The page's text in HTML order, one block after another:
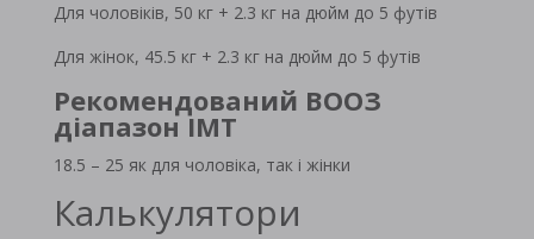
Для чоловіків, 50 кг + 2.3 кг на дюйм до 5 футів
Для жінок, 45.5 кг + 2.3 кг на дюйм до 5 футів
Рекомендований ВООЗ
діапазон ІМТ
18.5 – 25 як для чоловіка, так і жінки
Калькулятори